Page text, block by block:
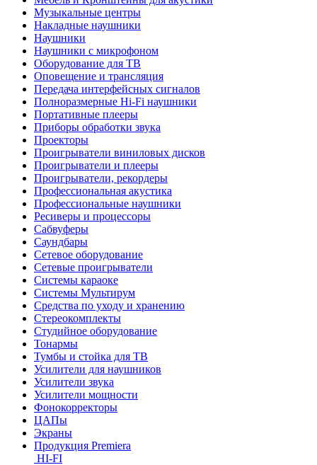
Музыкальные центры
Накладные наушники
Наушники
Наушники с микрофоном
Оборудование для ТВ
Оповещение и трансляция
Передача интерфейсных сигналов
Полноразмерные Hi-Fi наушники
Портативные плееры
Приборы обработки звука
Проекторы
Проигрыватели виниловых дисков
Проигрыватели и плееры
Проигрыватели, рекордеры
Профессиональная акустика
Профессиональные наушники
Ресиверы и процессоры
Сабвуферы
Саундбары
Сетевое оборудование
Сетевые проигрыватели
Системы караоке
Системы Мультирум
Средства по уходу и хранению
Стереокомплекты
Студийное оборудование
Тонармы
Тумбы и стойка для ТВ
Усилители для наушников
Усилители звука
Усилители мощности
Фонокорректоры
ЦАПы
Экраны
Продукция Premiera
HI-FI